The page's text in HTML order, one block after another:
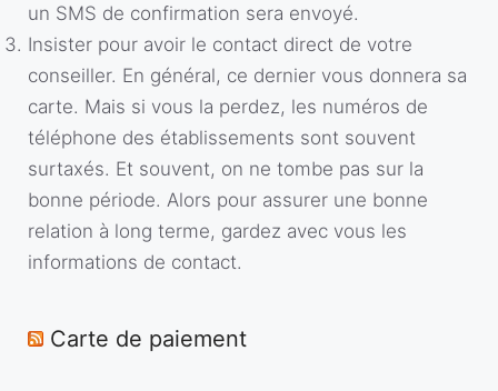
un SMS de confirmation sera envoyé.
Insister pour avoir le contact direct de votre
conseiller. En général, ce dernier vous donnera sa
carte. Mais si vous la perdez, les numéros de
téléphone des établissements sont souvent
surtaxés. Et souvent, on ne tombe pas sur la
bonne période. Alors pour assurer une bonne
relation à long terme, gardez avec vous les
informations de contact.
Carte de paiement